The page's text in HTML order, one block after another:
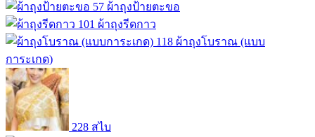
57 ผ้าถุงป้ายตะขอ
101 ผ้าถุงรีดกาว
118 ผ้าถุงโบราณ (แบบ
การะเกด)
228 สไบ